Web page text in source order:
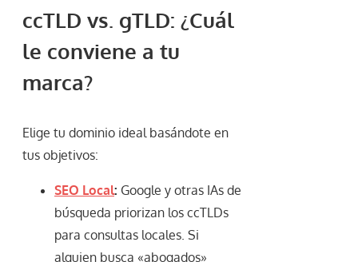
ccTLD vs. gTLD: ¿Cuál
le conviene a tu
marca?
Elige tu dominio ideal basándote en
tus objetivos:
SEO Local: Google y otras IAs de
búsqueda priorizan los ccTLDs
para consultas locales. Si
alguien busca «abogados»